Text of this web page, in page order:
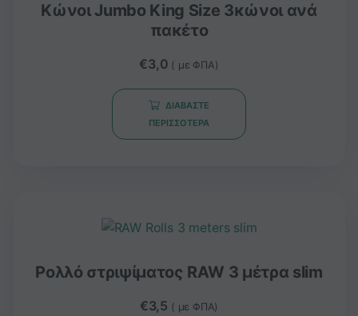
Κώνοι Jumbo King Size 3κώνοι ανά
πακέτο
€3,0 ( με ΦΠΑ)
ΔΙΑΒΆΣΤΕ
ΠΕΡΙΣΣΌΤΕΡΑ
Ρολλό στριψίματος RAW 3 μέτρα slim
€3,5 ( με ΦΠΑ)